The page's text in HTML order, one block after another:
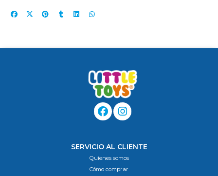
SERVICIO AL CLIENTE
Quienes somos
Cómo comprar